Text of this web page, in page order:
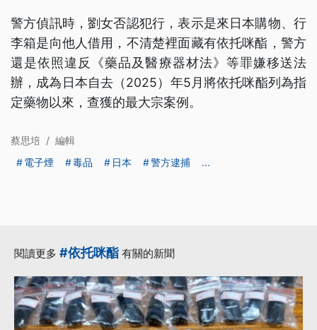
警方偵訊時，劉女否認犯行，表示是來日本購物、行
李箱是向他人借用，不清楚裡面藏有依托咪酯，警方
還是依照違反《藥品及醫療器材法》等罪嫌移送法
辦，成為日本自去（2025）年5月將依托咪酯列為指
定藥物以來，查獲的最大宗案例。
蔡思培 / 編輯
電子煙
毒品 日本 警方逮捕 ...
閱讀更多 #依托咪酯 有關的新聞